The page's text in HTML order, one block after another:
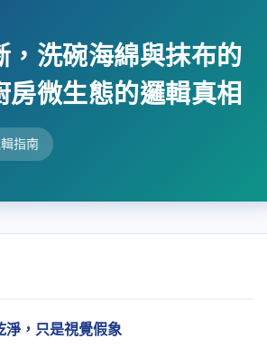
，洗碗海綿與抹布的
微生態的邏輯真相
指南
淨，只是視覺假象